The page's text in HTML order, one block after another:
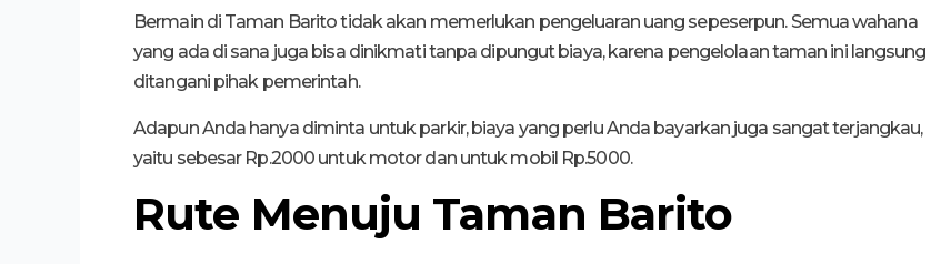
Bermain di Taman Barito tidak akan memerlukan pengeluaran uang sepeserpun. Semua wahana
yang ada di sana juga bisa dinikmati tanpa dipungut biaya, karena pengelolaan taman ini langsung
ditangani pihak pemerintah.
Adapun Anda hanya diminta untuk parkir, biaya yang perlu Anda bayarkan juga sangat terjangkau,
yaitu sebesar Rp.2000 untuk motor dan untuk mobil Rp.5000.
Rute Menuju Taman Barito